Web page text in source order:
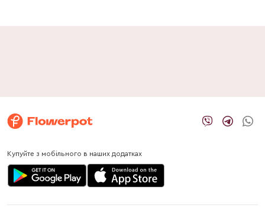
Купуйте з мобільного в наших додатках